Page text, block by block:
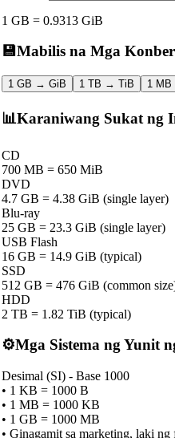
1 GB = 0.9313 GiB
💾Mabilis na Mga
1 GB → GiB 1 TB → TiB 1
📊Karaniwang Sukat ng
CD
700 MB = 650 MiB
DVD
4.7 GB = 4.38 GiB (single layer)
Blu-ray
25 GB = 23.3 GiB (single layer)
USB Flash
16 GB = 14.9 GiB (typical)
SSD
512 GB = 476 GiB (common
HDD
2 TB = 1.82 TiB (typical)
⚙️Mga Sistema ng Yunit
Desimal (SI) - Base 1000
• 1 KB = 1000 B
• 1 MB = 1000 KB
• 1 GB = 1000 MB
• Ginagamit sa marketing, laki ng